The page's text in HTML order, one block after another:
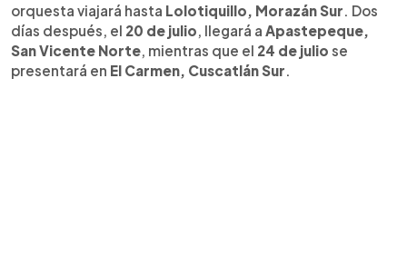
orquesta viajará hasta Lolotiquillo, Morazán Sur. Dos
días después, el 20 de julio, llegará a Apastepeque,
San Vicente Norte, mientras que el 24 de julio se
presentará en El Carmen, Cuscatlán Sur.